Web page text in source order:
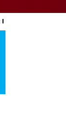
Dipenjara